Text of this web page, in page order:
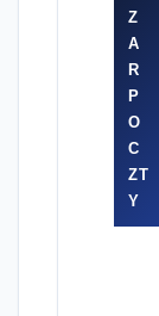
Z
A
R
P
O
C
ZT
Y